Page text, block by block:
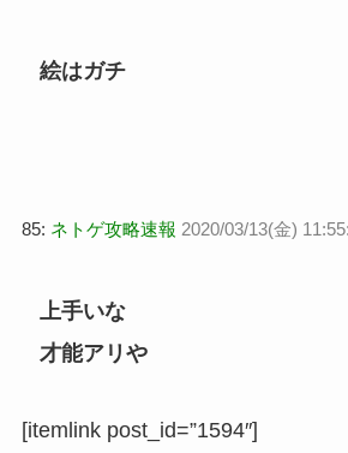
絵はガチ
85: ネトゲ攻略速報 2020/03/13(金)
上手いな
才能アリや
[itemlink post_id=”1594″]